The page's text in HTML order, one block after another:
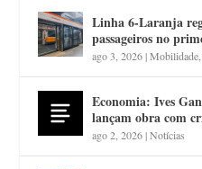
Linha 6-Laranja
passageiros no
ago 3, 2026|Mobilidade
Economia: Ives
lançam obra com
ago 2, 2026|Notícias